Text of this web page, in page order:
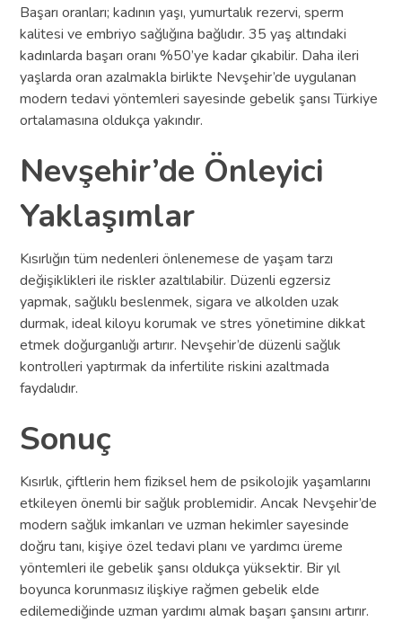
Başarı oranları; kadının yaşı, yumurtalık rezervi, sperm
kalitesi ve embriyo sağlığına bağlıdır. 35 yaş altındaki
kadınlarda başarı oranı %50’ye kadar çıkabilir. Daha ileri
yaşlarda oran azalmakla birlikte Nevşehir’de uygulanan
modern tedavi yöntemleri sayesinde gebelik şansı Türkiye
ortalamasına oldukça yakındır.
Nevşehir’de Önleyici
Yaklaşımlar
Kısırlığın tüm nedenleri önlenemese de yaşam tarzı
değişiklikleri ile riskler azaltılabilir. Düzenli egzersiz
yapmak, sağlıklı beslenmek, sigara ve alkolden uzak
durmak, ideal kiloyu korumak ve stres yönetimine dikkat
etmek doğurganlığı artırır. Nevşehir’de düzenli sağlık
kontrolleri yaptırmak da infertilite riskini azaltmada
faydalıdır.
Sonuç
Kısırlık, çiftlerin hem fiziksel hem de psikolojik yaşamlarını
etkileyen önemli bir sağlık problemidir. Ancak Nevşehir’de
modern sağlık imkanları ve uzman hekimler sayesinde
doğru tanı, kişiye özel tedavi planı ve yardımcı üreme
yöntemleri ile gebelik şansı oldukça yüksektir. Bir yıl
boyunca korunmasız ilişkiye rağmen gebelik elde
edilemediğinde uzman yardımı almak başarı şansını artırır.